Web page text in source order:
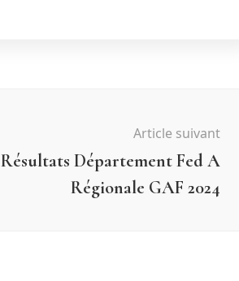
Article suivant
Résultats Département Fed A
Régionale GAF 2024